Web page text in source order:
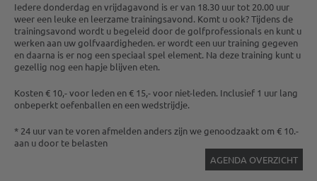
Iedere donderdag en vrijdagavond is er van 18.30 uur tot 20.00 uur
weer een leuke en leerzame trainingsavond. Komt u ook? Tijdens de
trainingsavond wordt u begeleid door de golfprofessionals en kunt u
werken aan uw golfvaardigheden. er wordt een uur training gegeven
en daarna is er nog een speciaal spel element. Na deze training kunt u
gezellig nog een hapje blijven eten.
Kosten € 10,- voor leden en € 15,- voor niet-leden. Inclusief 1 uur lang
onbeperkt oefenballen en een wedstrijdje.
* 24 uur van te voren afmelden anders zijn we genoodzaakt om € 10.-
aan u door te belasten
AGENDA OVERZICHT